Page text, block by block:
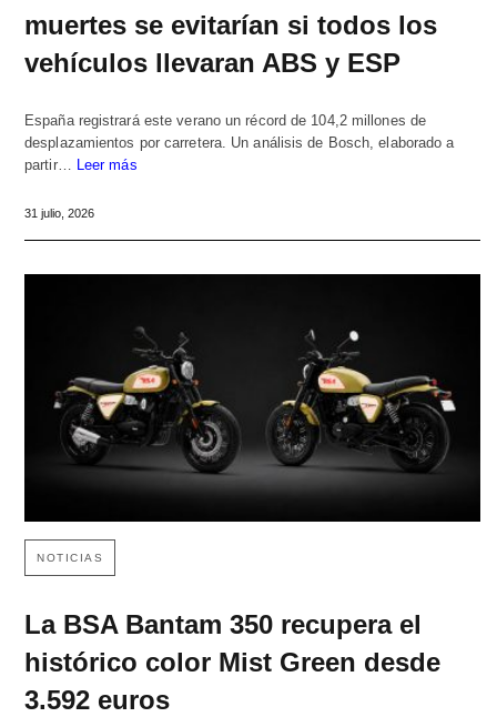
muertes se evitarían si todos los
vehículos llevaran ABS y ESP
España registrará este verano un récord de 104,2 millones de
desplazamientos por carretera. Un análisis de Bosch, elaborado a
partir… Leer más
31 julio, 2026
NOTICIAS
La BSA Bantam 350 recupera el
histórico color Mist Green desde
3.592 euros